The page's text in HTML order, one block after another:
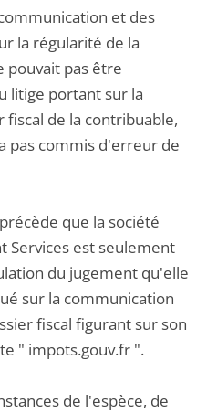
et des
la régularité de la
pouvait pas être
litige portant sur la
de la contribuable,
pas commis d'erreur de
que la société
Services est seulement
du jugement qu'elle
sur la communication
fiscal figurant sur son
" impots.gouv.fr ".
de l'espèce, de